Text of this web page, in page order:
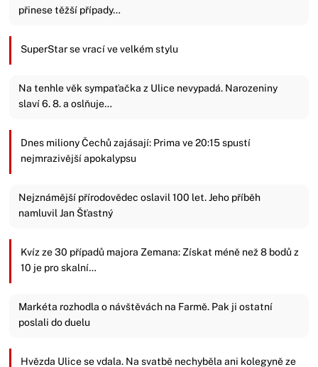
přinese těžší případy…
SuperStar se vrací ve velkém stylu
Na tenhle věk sympaťačka z Ulice nevypadá. Narozeniny
slaví 6. 8. a oslňuje…
Dnes miliony Čechů zajásají: Prima ve 20:15 spustí
nejmrazivější apokalypsu
Nejznámější přírodovědec oslavil 100 let. Jeho příběh
namluvil Jan Šťastný
Kvíz ze 30 případů majora Zemana: Získat méně než 8 bodů z
10 je pro skalní…
Markéta rozhodla o návštěvách na Farmě. Pak ji ostatní
poslali do duelu
Hvězda Ulice se vdala. Na svatbě nechyběla ani kolegyně ze